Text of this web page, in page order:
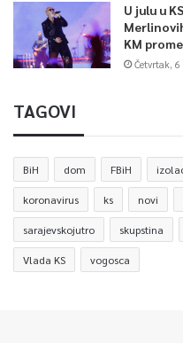
U julu u
KM
Četvrtak,
TAGOVI
BiH dom FBiH
koronavirus ks novi
sarajevskojutro skupstina
Vlada KS vogosca